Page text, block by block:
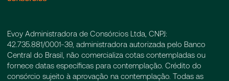
Evoy Administradora de Consórcios Ltda, CNPJ:
42.735.881/0001-39, administradora autorizada pelo Banco
Central do Brasil, não comercializa cotas contempladas ou
fornece datas específicas para contemplação. Crédito do
consórcio sujeito à aprovação na contemplação. Todas as